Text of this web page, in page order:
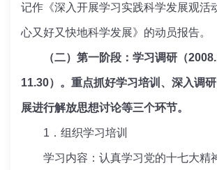
记作《深入开展学习实践科学发展观活
心又好又快地科学发展》的动员报告。
（二）第一阶段：学习调研（
11.30）。重点抓好学习培训、深入调
展进行解放思想讨论等三个环节。
1．组织学习培训
学习内容：认真学习党的十七大精